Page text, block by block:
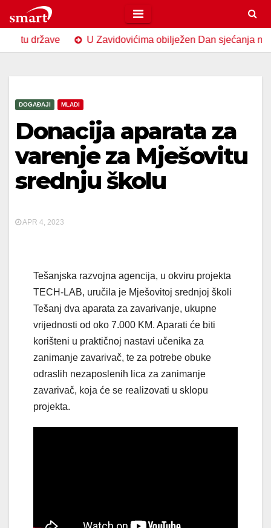
to
content
U Zavidovićima obilježen Dan sjećanja na žrtve
DOGAĐAJI MLADI
Donacija aparata za
varenje za Mješovitu
srednju školu
APR 4, 2023
Tešanjska razvojna agencija, u okviru projekta
TECH-LAB, uručila je Mješovitoj srednjoj školi
Tešanj dva aparata za zavarivanje, ukupne
vrijednosti od oko 7.000 KM. Aparati će biti
korišteni u praktičnoj nastavi učenika za
zanimanje zavarivač, te za potrebe obuke
odraslih nezaposlenih lica za zanimanje
zavarivač, koja će se realizovati u sklopu
projekta.